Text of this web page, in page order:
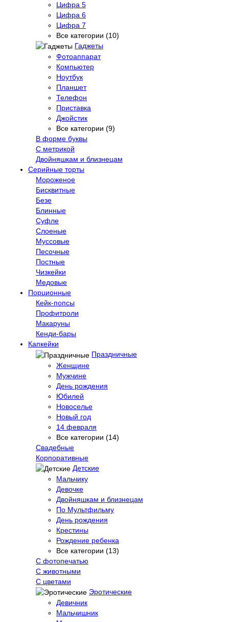
Цифра 5
Цифра 6
Цифра 7
Все категории (10)
Гаджеты
Фотоаппарат
Компьютер
Ноутбук
Планшет
Телефон
Приставка
Джойстик
Все категории (9)
В форме буквы
С метрикой
Двойняшкам и близнецам
Серийные торты
Мороженое
Бисквитные
Безе
Блинные
Суфле
Слоеные
Муссовые
Песочные
Постные
Чизкейки
Медовые
Порционные
Кейк-попсы
Профитроли
Макаруны
Кенди-бары
Капкейки
Праздничные
Женщине
Мужчине
День рождения
Юбилей
Новоселье
Новый год
14 февраля
Все категории (14)
Свадебные
Корпоративные
Детские
Мальчику
Девочке
Двойняшкам и близнецам
По Мультфильму
День рождения
Крестины
Рождение ребенка
Все категории (13)
С фотопечатью
C животными
С цветами
Эротические
Девичник
Мальчишник